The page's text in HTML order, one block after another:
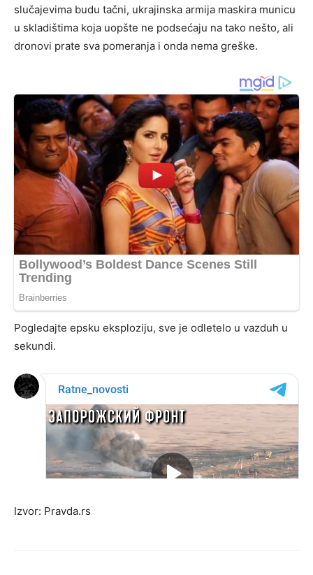
slučajevima budu tačni, ukrajinska armija maskira municu
u skladištima koja uopšte ne podsećaju na tako nešto, ali
dronovi prate sva pomeranja i onda nema greške.
Pogledajte epsku eksploziju, sve je odletelo u vazduh u
sekundi.
Izvor: Pravda.rs